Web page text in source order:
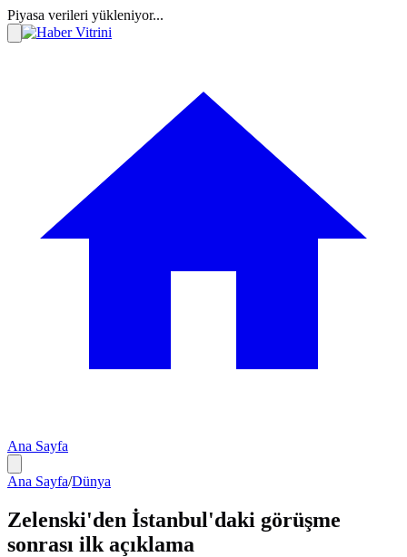
Piyasa verileri yükleniyor...
Ana Sayfa
Ana Sayfa/Dünya
Zelenski'den İstanbul'daki görüşme
sonrası ilk açıklama